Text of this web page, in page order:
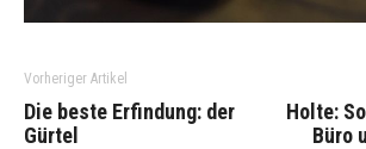
Vorheriger Artikel
Die beste Erfindung: der
Gürtel
Holte:
Büro